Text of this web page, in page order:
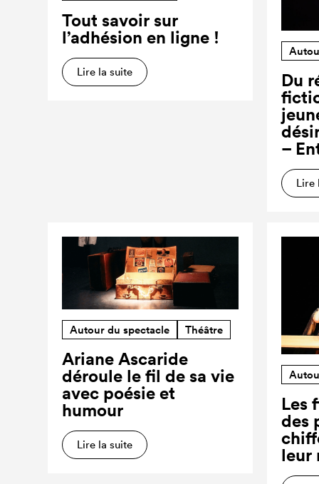
Tout savoir sur
l’adhésion en ligne !
Lire la suite
Du
–
Lire
Autour du spectacle Théâtre
Ariane Ascaride
déroule le fil de sa vie
avec poésie et
humour
Lire la suite
Les
des
leur